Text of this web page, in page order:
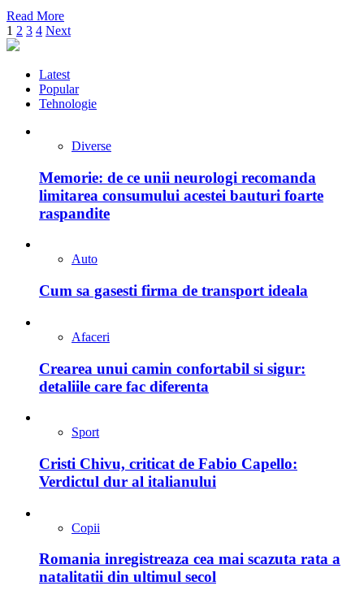
Read More
Paginație
articole
1 2 3 4 Next
Latest
Popular
Tehnologie
Diverse
Memorie: de ce unii neurologi recomanda
limitarea consumului acestei bauturi foarte
raspandite
Auto
Cum sa gasesti firma de transport ideala
Afaceri
Crearea unui camin confortabil si sigur:
detaliile care fac diferenta
Sport
Cristi Chivu, criticat de Fabio Capello:
Verdictul dur al italianului
Copii
Romania inregistreaza cea mai scazuta rata a
natalitatii din ultimul secol